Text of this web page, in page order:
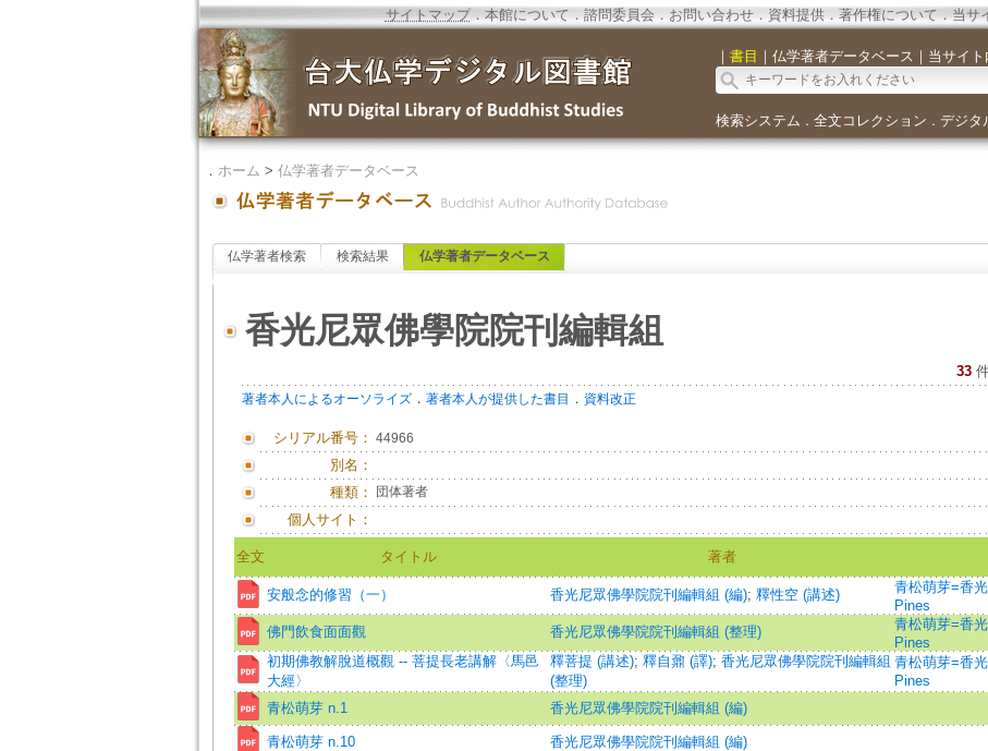
サイトマップ．本館について．諮問委員会． お問い合わせ． 資料提供．著作権について．当サ
｜ 書目 ｜ 仏学著者データベース ｜ 当サイト
検索システム ． 全文コレクション ． デジタ
． ホーム > 仏学著者データベース
仏学著者検索 検索結果 仏学著者データベース
香光尼眾佛學院院刊編輯組
33
著者本人によるオーソライズ． 著者本人が提供した書目 ． 資料改正
シリアル番号： 44966
別名：
種類：
団体著者
個人サイト：
全文 タイトル 著者
安般念的修習（一）
香光尼眾佛學院院刊編輯組 (編); 釋性空 (講述)
青松萌芽=香
Pines
佛門飲食面面觀 香光尼眾佛學院院刊編輯組 (整理)
青松萌芽=香
Pines
初期佛教解脫道概觀 -- 菩提長老講解〈馬邑
大經〉
釋菩提 (講述); 釋自鼐 (譯); 香光尼眾佛學院院刊編輯組
(整理)
青松萌芽=香
Pines
青松萌芽 n.1 香光尼眾佛學院院刊編輯組 (編)
青松萌芽 n.10 香光尼眾佛學院院刊編輯組 (編)